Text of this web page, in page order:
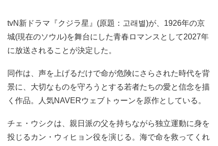
tvN新ドラマ『クジラ星』(原題：고래별)が、1926年の京
城(現在のソウル)を舞台にした青春ロマンスとして2027年
に放送されることが決定した。
同作は、声を上げるだけで命が危険にさらされた時代を背
景に、大切なものを守ろうとする若者たちの愛と信念を描
く作品。人気NAVERウェブトゥーンを原作としている。
チェ・ウシクは、親日派の父を持ちながら独立運動に身を
投じるカン・ウィヒョン役を演じる。海で命を救ってくれ